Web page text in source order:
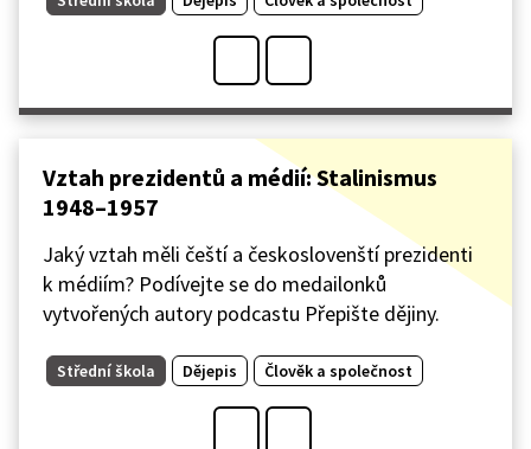
Vztah prezidentů a médií: Stalinismus
1948–1957
Jaký vztah měli čeští a českoslovenští prezidenti
k médiím? Podívejte se do medailonků
vytvořených autory podcastu Přepište dějiny.
Střední škola Dějepis Člověk a společnost